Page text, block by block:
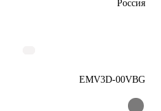
Россия
EMV3D-00VBG